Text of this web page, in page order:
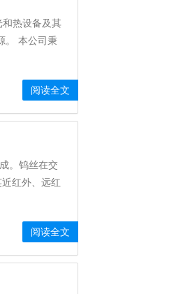
热设备及其
。 本公司秉
阅读全文
。钨丝在交
红外、远红
阅读全文